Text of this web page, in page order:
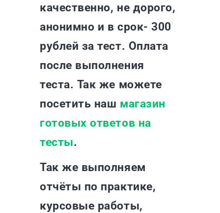
качественно, не дорого,
анонимно и в срок- 300
рублей за тест. Оплата
после выполнения
теста. Так же можете
посетить наш магазин
готовых ответов на
тесты.
Так же выполняем
отчёты по практике,
курсовые работы,